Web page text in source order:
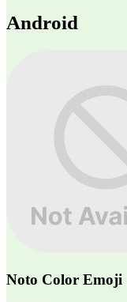
Android
Noto Color Emoji